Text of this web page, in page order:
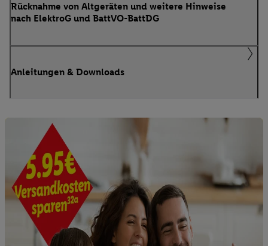
Rücknahme von Altgeräten und weitere Hinweise
nach ElektroG und BattVO-BattDG
Anleitungen & Downloads